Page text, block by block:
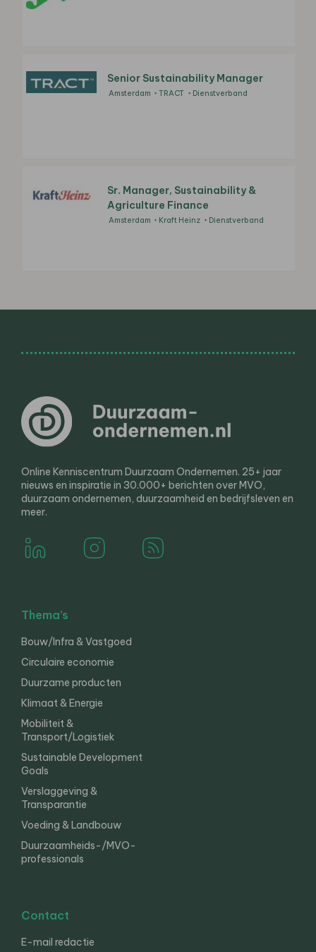
Senior Sustainability Manager
Amsterdam TRACT Dienstverband
Sr. Manager, Sustainability &
Agriculture Finance
Amsterdam Kraft Heinz Dienstverband
Online Kenniscentrum Duurzaam Ondernemen. 25+ jaar
nieuws en inspiratie in 30.000+ berichten over MVO,
duurzaam ondernemen, duurzaamheid en bedrijfsleven en
meer.
Thema’s
Bouw/Infra & Vastgoed
Circulaire economie
Duurzame producten
Klimaat & Energie
Mobiliteit &
Transport/Logistiek
Sustainable Development
Goals
Verslaggeving &
Transparantie
Voeding & Landbouw
Duurzaamheids-/MVO-
professionals
Contact
E-mail redactie